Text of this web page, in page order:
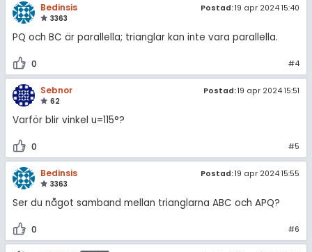
Bedinsis
3363
Postad:19 apr 2024 15:40
PQ och BC är parallella; trianglar kan inte vara parallella.
0 #4
Sebnor
62
Postad:19 apr 2024 15:51
Varför blir vinkel u=115°?
0 #5
Bedinsis
3363
Postad:19 apr 2024 15:55
Ser du något samband mellan trianglarna ABC och APQ?
0 #6